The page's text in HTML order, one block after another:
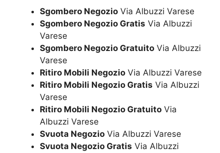
Sgombero Negozio Via Albuzzi Varese
Sgombero Negozio Gratis Via Albuzzi
Varese
Sgombero Negozio Gratuito Via Albuzzi
Varese
Ritiro Mobili Negozio Via Albuzzi Varese
Ritiro Mobili Negozio Gratis Via Albuzzi
Varese
Ritiro Mobili Negozio Gratuito Via
Albuzzi Varese
Svuota Negozio Via Albuzzi Varese
Svuota Negozio Gratis Via Albuzzi